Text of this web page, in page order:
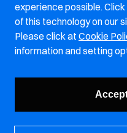
Subscribe to our
Marelli Integrity Hotline
Vulnerability Report Page
experience possible.
of this technology on our
Please click at Cookie
information and setting